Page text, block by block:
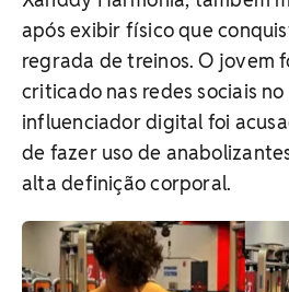
após exibir físico que
regrada de treinos. O jovem
criticado nas redes sociais no
influenciador digital foi
de fazer uso de
alta definição corporal.